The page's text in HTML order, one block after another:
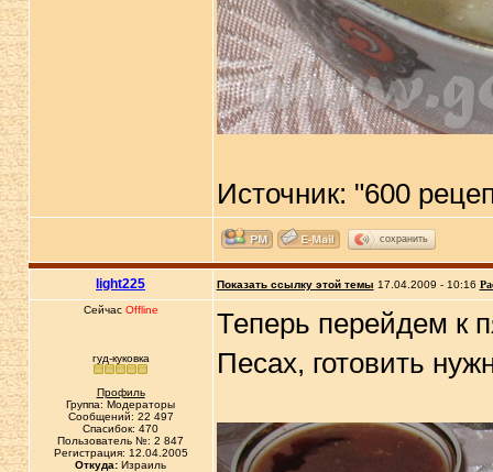
Источник: "600
сохранить
light225 Показать ссылку этой темы 17.04.2009 - 10:16
Сейчас Offline
гуд-куковка
Профиль
Группа: Модераторы
Сообщений: 22 497
Спасибок: 470
Пользователь №: 2 847
Регистрация: 12.04.2005
Откуда: Израиль
Теперь перейдем к
Песах, готовить